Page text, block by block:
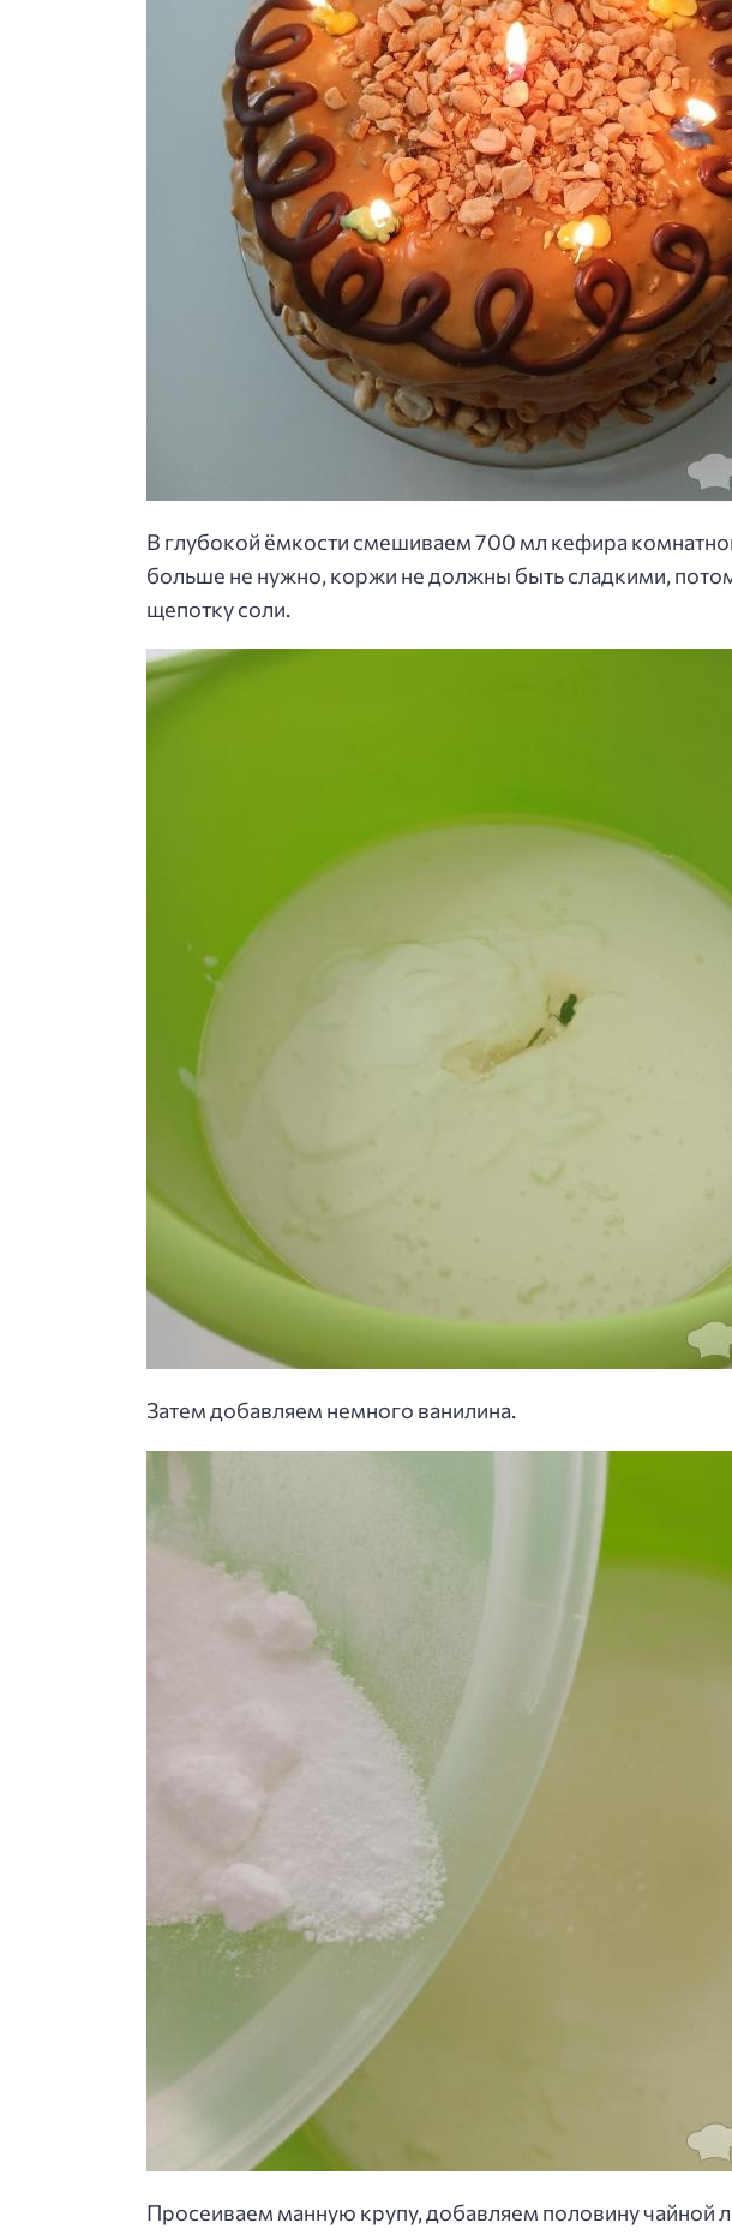
В глубокой ёмкости смешиваем 700 мл кефира
больше не нужно, коржи не должны быть сладкими,
щепотку соли.
Затем добавляем немного ванилина.
Просеиваем манную крупу, добавляем половину чайной